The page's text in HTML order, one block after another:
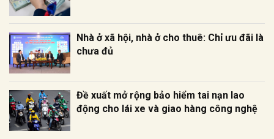
Nhà ở xã hội, nhà ở cho thuê: Chỉ ưu đãi là
chưa đủ
Đề xuất mở rộng bảo hiểm tai nạn lao
động cho lái xe và giao hàng công nghệ